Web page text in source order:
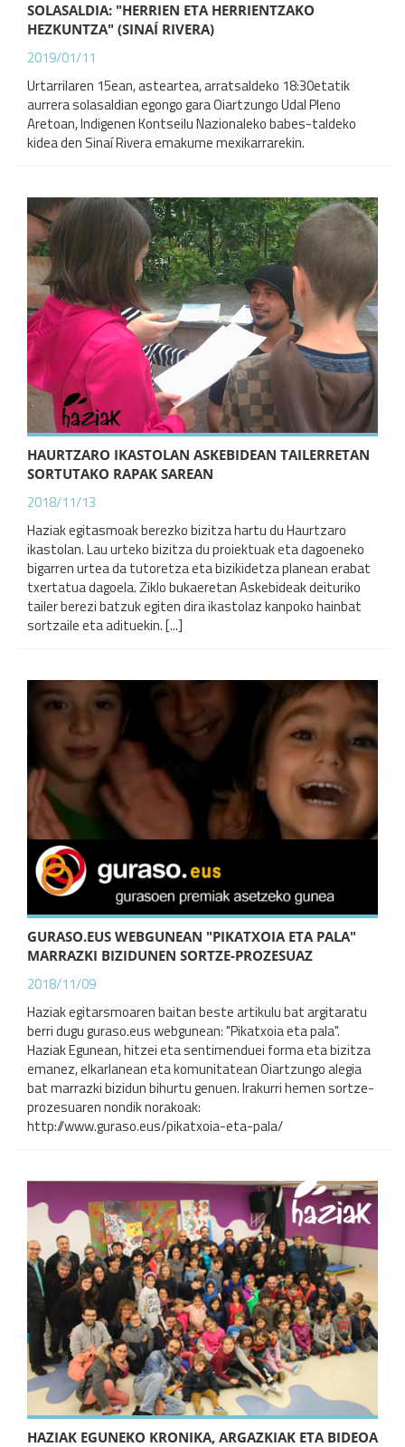
SOLASALDIA: "HERRIEN ETA HERRIENTZAKO
HEZKUNTZA" (SINAÍ RIVERA)
2019/01/11
Urtarrilaren 15ean, asteartea, arratsaldeko 18:30etatik
aurrera solasaldian egongo gara Oiartzungo Udal Pleno
Aretoan, Indigenen Kontseilu Nazionaleko babes-taldeko
kidea den Sinaí Rivera emakume mexikarrarekin.
HAURTZARO IKASTOLAN ASKEBIDEAN TAILERRETAN
SORTUTAKO RAPAK SAREAN
2018/11/13
Haziak egitasmoak berezko bizitza hartu du Haurtzaro
ikastolan. Lau urteko bizitza du proiektuak eta dagoeneko
bigarren urtea da tutoretza eta bizikidetza planean erabat
txertatua dagoela. Ziklo bukaeretan Askebideak deituriko
tailer berezi batzuk egiten dira ikastolaz kanpoko hainbat
sortzaile eta adituekin. [...]
GURASO.EUS WEBGUNEAN "PIKATXOIA ETA PALA"
MARRAZKI BIZIDUNEN SORTZE-PROZESUAZ
2018/11/09
Haziak egitarsmoaren baitan beste artikulu bat argitaratu
berri dugu guraso.eus webgunean: "Pikatxoia eta pala".
Haziak Egunean, hitzei eta sentimenduei forma eta bizitza
emanez, elkarlanean eta komunitatean Oiartzungo alegia
bat marrazki bizidun bihurtu genuen. Irakurri hemen sortze-
prozesuaren nondik norakoak:
http://www.guraso.eus/pikatxoia-eta-pala/
HAZIAK EGUNEKO KRONIKA, ARGAZKIAK ETA BIDEOA